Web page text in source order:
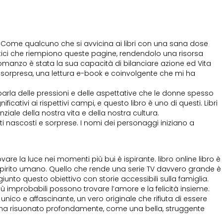
qualcuno che si avvicina ai libri con una sana dose
che riempiono queste pagine, rendendolo una risorsa
è stata la sua capacità di bilanciare azione ed Vita
una lettura e-book e coinvolgente che mi ha
delle pressioni e delle aspettative che le donne spesso
ai rispettivi campi, e questo libro è uno di questi. Libri
della nostra vita e della nostra cultura.
e sorprese. I nomi dei personaggi iniziano a
la luce nei momenti più bui è ispirante. libro online libro è
umano. Quello che rende una serie TV davvero grande è
questo obiettivo con storie accessibili sulla famiglia.
possono trovare l’amore e la felicità insieme.
e affascinante, un vero originale che rifiuta di essere
risuonato profondamente, come una bella, struggente